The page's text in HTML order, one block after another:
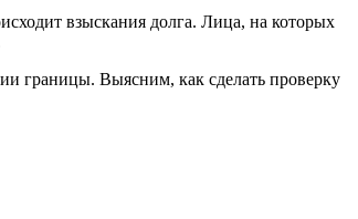
взыскания долга. Лица, на которых
границы. Выясним, как сделать проверку